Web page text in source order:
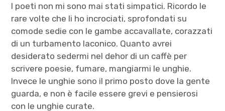
I poeti non mi sono mai stati simpatici. Ricordo le
rare volte che li ho incrociati, sprofondati su
comode sedie con le gambe accavallate, corazzati
di un turbamento laconico. Quanto avrei
desiderato sedermi nel dehor di un caffè per
scrivere poesie, fumare, mangiarmi le unghie.
Invece le unghie sono il primo posto dove la gente
guarda, e non è facile essere grevi e pensierosi
con le unghie curate.